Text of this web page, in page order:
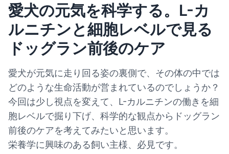
愛犬の元気を科学する。L-カ
ルニチンと細胞レベルで見る
ドッグラン前後のケア
愛犬が元気に走り回る姿の裏側で、その体の中では
どのような生命活動が営まれているのでしょうか？
今回は少し視点を変えて、L-カルニチンの働きを細
胞レベルで掘り下げ、科学的な観点からドッグラン
前後のケアを考えてみたいと思います。
栄養学に興味のある飼い主様、必見です。